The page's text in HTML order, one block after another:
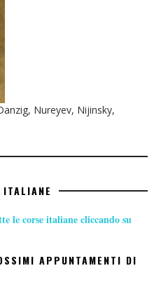
Nureyev, Nijinsky,
le corse italiane cliccando su
APPUNTAMENTI DI